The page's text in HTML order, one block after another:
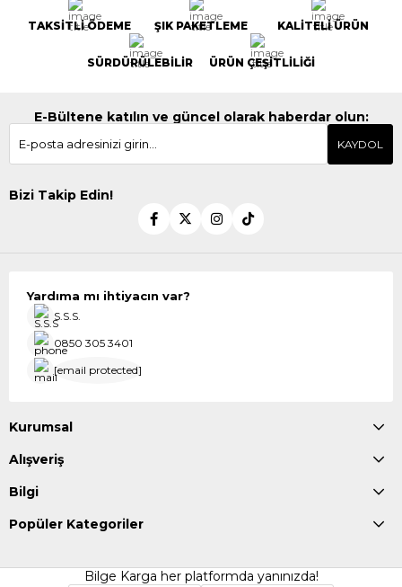
TAKSİTLİ ÖDEME ŞIK PAKETLEME KALİTELİ ÜRÜN
SÜRDÜRÜLEBİLİR ÜRÜN ÇEŞİTLİLİĞİ
E-Bültene katılın ve güncel olarak haberdar olun:
KAYDOL
Bizi Takip Edin!
Yardıma mı ihtiyacın var?
S.S.S.
0850 305 3401
[email protected]
Kurumsal
Alışveriş
Bilgi
Popüler Kategoriler
Bilge Karga her platformda yanınızda!